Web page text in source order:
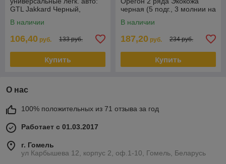
GTL Jakkard Черный,
В наличии
106,40 руб. 133 руб.
Купить
черная (5 подг., 3 молнии на
В наличии
187,20 руб. 234 руб.
Купить
О нас
100% положительных из 71 отзыва за год
Работает с 01.03.2017
г. Гомель
ул Карбышева 12, корпус 2, оф.1-10, Гомель, Беларусь